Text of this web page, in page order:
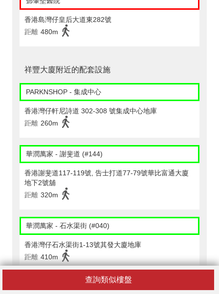
查詢類似樓盤
香港島灣仔皇后大道東282號
距離 480m
祥豐大廈附近的配套設施
PARKNSHOP - 集成中心
香港灣仔軒尼詩道 302-308 號集成中心地庫
距離 260m
華潤萬家 - 謝斐道 (#144)
香港謝斐道117-119號, 告士打道77-79號華比富通大廈
地下2號舖
距離 320m
華潤萬家 - 石水渠街 (#040)
香港灣仔石水渠街1-13號其發大廈地庫
距離 410m